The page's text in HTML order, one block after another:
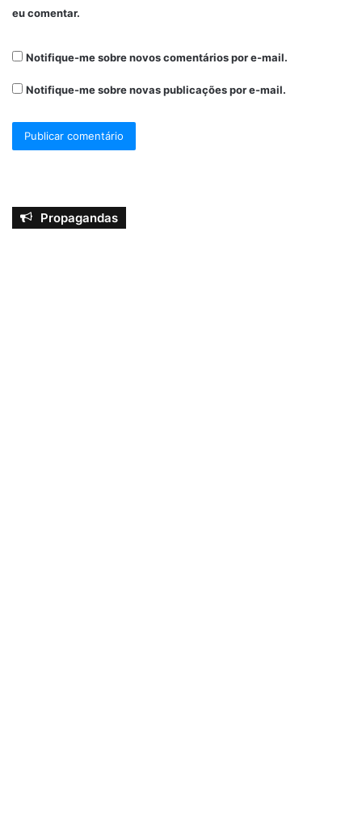
eu comentar.
Notifique-me sobre novos comentários por e-mail.
Notifique-me sobre novas publicações por e-mail.
Propagandas